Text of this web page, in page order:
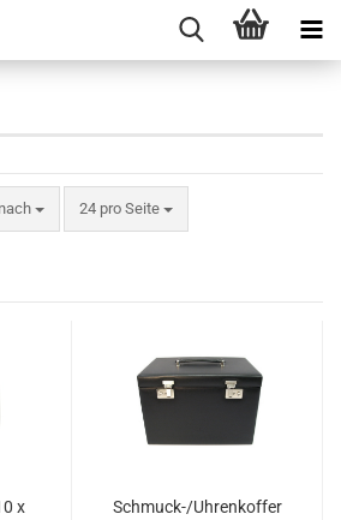
24 pro Seite
pro Seite
x
Schmuck-/Uhrenkoffer